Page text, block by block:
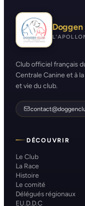
Doggen
Club officiel français
Centrale Canine et à
et vie du club.
DÉCOUVRIR
Le Club
La Race
Histoire
Le comité
Délégués régionaux
EU.D.D.C